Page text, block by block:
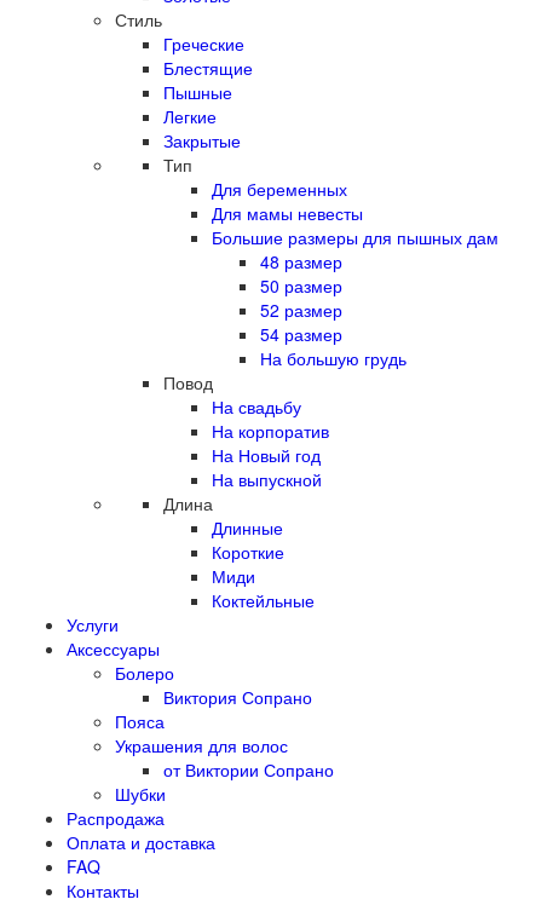
Стиль
Греческие
Блестящие
Пышные
Легкие
Закрытые
Тип
Для беременных
Для мамы невесты
Большие размеры для пышных дам
48 размер
50 размер
52 размер
54 размер
На большую грудь
Повод
На свадьбу
На корпоратив
На Новый год
На выпускной
Длина
Длинные
Короткие
Миди
Коктейльные
Услуги
Аксессуары
Болеро
Виктория Сопрано
Пояса
Украшения для волос
от Виктории Сопрано
Шубки
Распродажа
Оплата и доставка
FAQ
Контакты